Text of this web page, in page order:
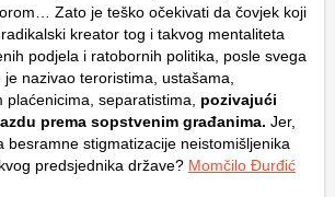
Zato je teško očekivati da čovjek koji
kreator tog i takvog mentaliteta
podjela i ratobornih politika, posle svega
nazivao teroristima, ustašama,
plaćenicima, separatistima, pozivajući
prema sopstvenim građanima. Jer,
besramne stigmatizacije neistomišljenika
predsjednika države? Momčilo Đurđić